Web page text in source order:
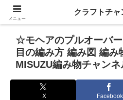
☆モヘアのプルオーバ
目の編み方 編み図 編
MISUZU編み物チャンネ
X Facebook
メニュー
クラフトチャ